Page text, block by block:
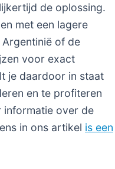
de oplossing.
met een lagere
of de
voor exact
je daardoor in staat
en te profiteren
informatie over de
in ons artikel is een